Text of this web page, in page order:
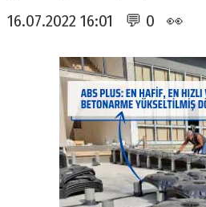
16.07.2022 16:01 💬 0 👀